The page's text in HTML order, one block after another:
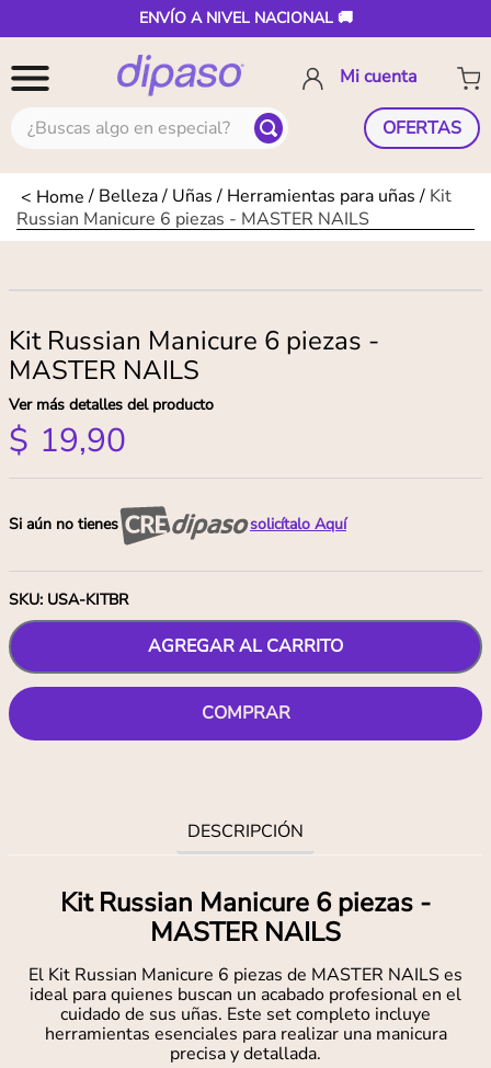
ENVÍO A NIVEL NACIONAL 🚚
¿Buscas algo en especial? OFERTAS
Belleza Uñas Herramientas para uñas
Kit
Russian Manicure 6 piezas - MASTER NAILS
Kit Russian Manicure 6 piezas -
MASTER NAILS
Ver más detalles del producto
$ 19,90
Si aún no tienes solicítalo Aquí
SKU: USA-KITBR
AGREGAR AL CARRITO
COMPRAR
DESCRIPCIÓN
Kit Russian Manicure 6 piezas -
MASTER NAILS
El Kit Russian Manicure 6 piezas de MASTER NAILS es
ideal para quienes buscan un acabado profesional en el
cuidado de sus uñas. Este set completo incluye
herramientas esenciales para realizar una manicura
precisa y detallada.